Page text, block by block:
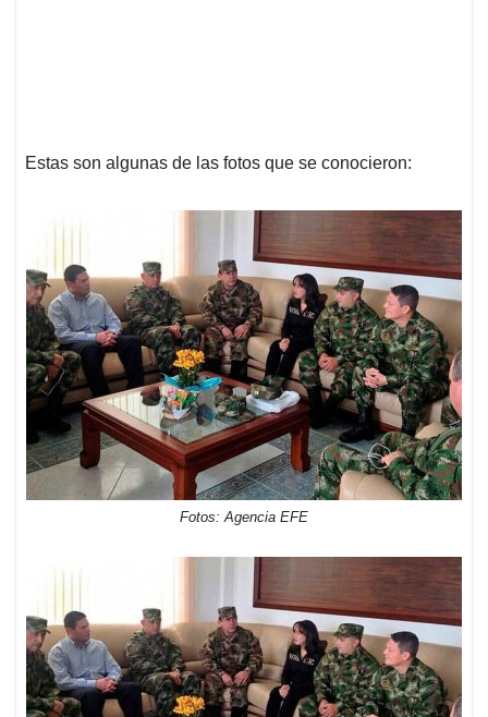
Estas son algunas de las fotos que se conocieron:
Fotos: Agencia EFE